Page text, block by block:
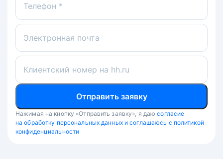
Телефон *
Электронная почта
Клиентский номер на hh.ru
Отправить заявку
Нажимая на кнопку «Отправить заявку», я даю согласие
на обработку персональных данных и соглашаюсь с политикой
конфиденциальности